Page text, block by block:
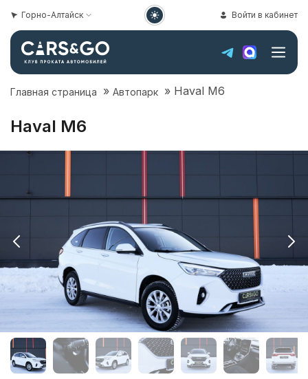
Горно-Алтайск Войти в кабинет
Главная страница » Автопарк » Haval M6
Haval M6
Аренда
автомобиля
Haval
M6